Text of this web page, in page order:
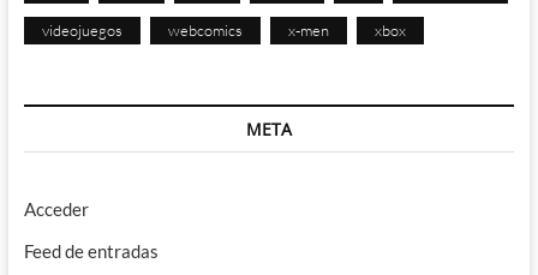
videojuegos webcomics x-men xbox
META
Acceder
Feed de entradas